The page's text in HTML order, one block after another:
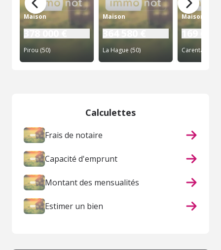
Maison
378 000 €
Pirou (50)
Maison
364 580 €
La Hague (50)
Maison
169 600
Calculettes
Frais de notaire
Capacité d'emprunt
Montant des mensualités
Estimer un bien